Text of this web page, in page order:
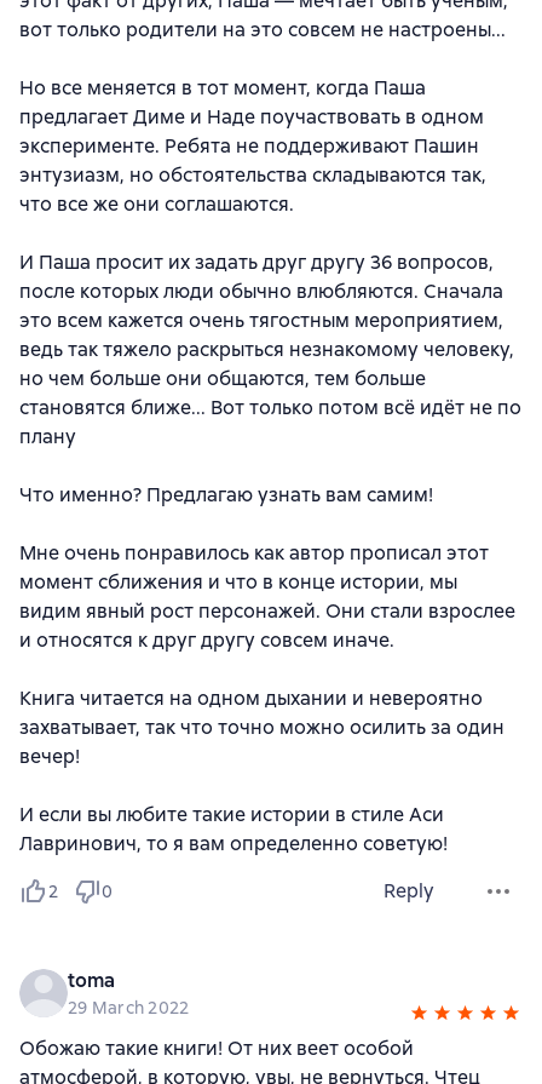
вот только родители на это совсем не настроены...
Но все меняется в тот момент, когда Паша
предлагает Диме и Наде поучаствовать в одном
эксперименте. Ребята не поддерживают Пашин
энтузиазм, но обстоятельства складываются так,
что все же они соглашаются.
И Паша просит их задать друг другу 36 вопросов,
после которых люди обычно влюбляются. Сначала
это всем кажется очень тягостным мероприятием,
ведь так тяжело раскрыться незнакомому человеку,
но чем больше они общаются, тем больше
становятся ближе... Вот только потом всё идёт не по
плану
Что именно? Предлагаю узнать вам самим!
Мне очень понравилось как автор прописал этот
момент сближения и что в конце истории, мы
видим явный рост персонажей. Они стали взрослее
и относятся к друг другу совсем иначе.
Книга читается на одном дыхании и невероятно
захватывает, так что точно можно осилить за один
вечер!
И если вы любите такие истории в стиле Аси
Лавринович, то я вам определенно советую!
2 0 Reply
toma
29 March 2022
Обожаю такие книги! От них веет особой
атмосферой, в которую, увы, не вернуться. Чтец